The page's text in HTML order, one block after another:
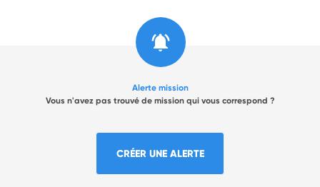
Alerte mission
Vous n'avez pas trouvé de mission qui vous correspond ?
CRÉER UNE ALERTE